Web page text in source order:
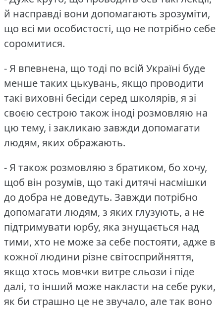
й насправді вони допомагають зрозуміти,
що всі ми особистості, що не потрібно себе
соромитися.
- Я впевнена, що тоді по всій Україні буде
менше таких цькувань, якщо проводити
такі виховні бесіди серед школярів, я зі
своєю сестрою також іноді розмовляю на
цю тему, і закликаю завжди допомагати
людям, яких ображають.
- Я також розмовляю з братиком, бо хочу,
щоб він розумів, що такі дитячі насмішки
до добра не доведуть. Завжди потрібно
допомагати людям, з яких глузують, а не
підтримувати юрбу, яка знущається над
тими, хто не може за себе постояти, адже в
кожної людини різне світосприйняття,
якщо хтось мовчки витре сльози і піде
далі, то інший може накласти на себе руки,
як би страшно це не звучало, але так воно